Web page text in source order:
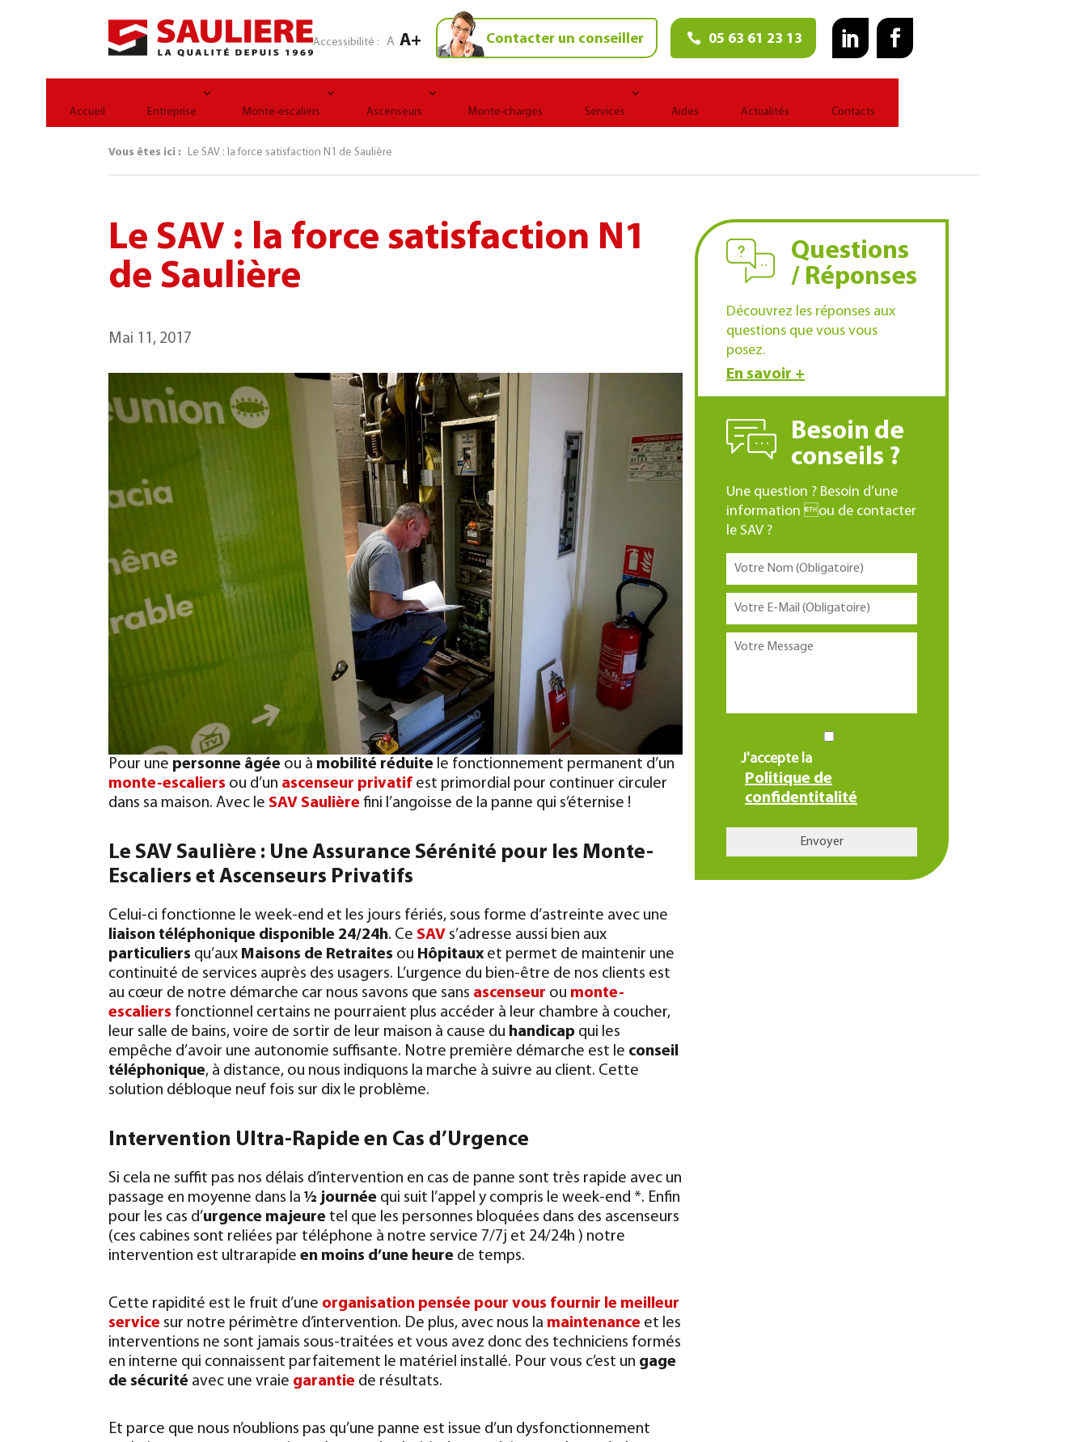
Accessibilité :A A+ Contacter un conseiller 05 63 61 23 13
Accueil Entreprise Monte-escaliers Ascenseurs Monte-charges Services Aides Actualités Contacts
Vous êtes ici : Le SAV : la force satisfaction N1 de Saulière
Le SAV : la force satisfaction N1
de Saulière
Mai 11, 2017
Pour une personne âgée ou à mobilité réduite le fonctionnement permanent d’un
monte-escaliers ou d’un ascenseur privatif est primordial pour continuer circuler
dans sa maison. Avec le SAV Saulière fini l’angoisse de la panne qui s’éternise !
Le SAV Saulière : Une Assurance Sérénité pour les Monte-
Escaliers et Ascenseurs Privatifs
Celui-ci fonctionne le week-end et les jours fériés, sous forme d’astreinte avec une
liaison téléphonique disponible 24/24h. Ce SAV s’adresse aussi bien aux
particuliers qu’aux Maisons de Retraites ou Hôpitaux et permet de maintenir une
continuité de services auprès des usagers. L’urgence du bien-être de nos clients est
au cœur de notre démarche car nous savons que sans ascenseur ou monte-
escaliers fonctionnel certains ne pourraient plus accéder à leur chambre à coucher,
leur salle de bains, voire de sortir de leur maison à cause du handicap qui les
empêche d’avoir une autonomie suffisante. Notre première démarche est le conseil
téléphonique, à distance, ou nous indiquons la marche à suivre au client. Cette
solution débloque neuf fois sur dix le problème.
Intervention Ultra-Rapide en Cas d’Urgence
Si cela ne suffit pas nos délais d’intervention en cas de panne sont très rapide avec un
passage en moyenne dans la½ journée qui suit l’appel y compris le week-end *. Enfin
pour les cas d’urgence majeure tel que les personnes bloquées dans des ascenseurs
(ces cabines sont reliées par téléphone à notre service 7/7j et 24/24h ) notre
intervention est ultrarapideen moins d’une heure de temps.
Cette rapidité est le fruit d’une organisation pensée pour vous fournir le meilleur
service sur notre périmètre d’intervention. De plus, avec nous la maintenance et les
interventions ne sont jamais sous-traitées et vous avez donc des techniciens formés
en interne qui connaissent parfaitement le matériel installé. Pour vous c’est un gage
de sécurité avec une vraie garantie de résultats.
Et parce que nous n’oublions pas qu’une panne est issue d’un dysfonctionnement
Questions
/ Réponses
Découvrez les réponses aux
questions que vous vous
posez.
En savoir +
Besoin de
conseils ?
Une question ? Besoin d’une
information ou de contacter
le SAV ?
J'accepte la
Politique de
confidentitalité